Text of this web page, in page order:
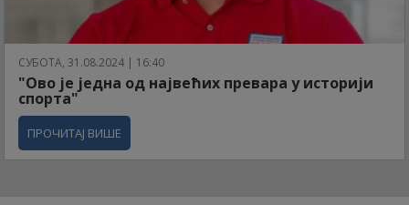
СУБОТА, 31.08.2024 | 16:40
"Ово је једна од највећих превара у историји
спорта"
ПРОЧИТАЈ ВИШЕ